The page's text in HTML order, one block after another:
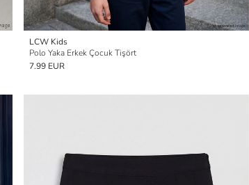
LCW Kids
Polo Yaka Erkek Çocuk Tişört
7.99 EUR